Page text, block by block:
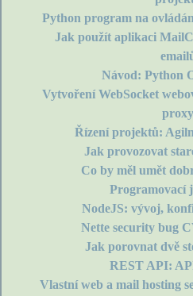
Python program na
Jak použít aplikaci
Návod: Python
Vytvoření WebSocket
proxy
Řízení projektů:
Jak provozovat
Co by měl umět
Programovací
NodeJS: vývoj,
Nette security bug
Jak porovnat dvě
REST API:
Vlastní web a mail hosting